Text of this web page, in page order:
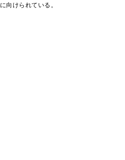
向けられている。